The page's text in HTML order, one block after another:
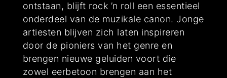
ontstaan, blijft rock ’n roll een essentieel
onderdeel van de muzikale canon. Jonge
artiesten blijven zich laten inspireren
door de pioniers van het genre en
brengen nieuwe geluiden voort die
zowel eerbetoon brengen aan het